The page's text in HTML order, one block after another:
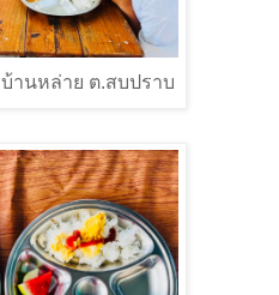
บ้านหล่าย ต.สบปราบ